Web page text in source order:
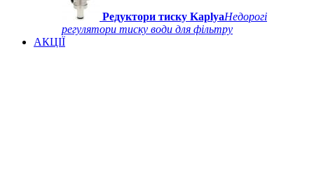
Редуктори тиску KaplyaНедорогі
регулятори тиску води для фільтру
АКЦІЇ